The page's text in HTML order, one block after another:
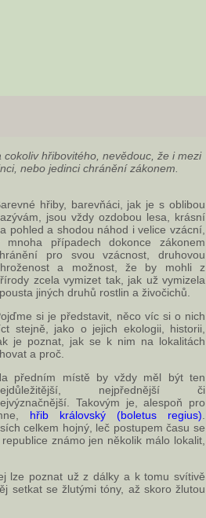
hřibovitého, nevědouc, že i mezi
nebo jedinci chránění zákonem.
hřiby, barevňáci, jak je s oblibou
jsou vždy ozdobou lesa, krásní
pohled a shodou náhod i velice vzácní,
mnoha případech dokonce zákonem
pro svou vzácnost, druhovou
a možnost, že by mohli z
zcela vymizet tak, jak už vymizela
jiných druhů rostlin a živočichů.
si je představit, něco víc si o nich
stejně, jako o jejich ekologii, historii,
je poznat, jak se k nim na lokalitách
a proč.
předním místě by vždy měl být ten
nejpřednější či
Takovým je, alespoň pro
hřib královský (boletus regius)
celkem hojný, leč postupem času se
známo jen několik málo lokalit,
lze poznat už z dálky a k tomu svítivě
setkat se žlutými tóny, až skoro žlutou